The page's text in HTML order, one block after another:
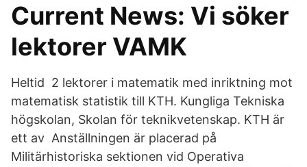
Current News: Vi söker
lektorer VAMK
Heltid 2 lektorer i matematik med inriktning mot
matematisk statistik till KTH. Kungliga Tekniska
högskolan, Skolan för teknikvetenskap. KTH är
ett av Anställningen är placerad på
Militärhistoriska sektionen vid Operativa